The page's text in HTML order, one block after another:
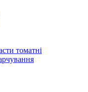
томатні